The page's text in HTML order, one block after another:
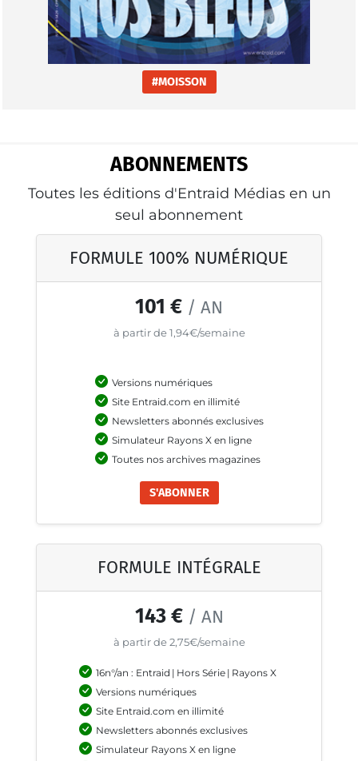
#MOISSON
ABONNEMENTS
Toutes les éditions d'Entraid Médias en un
seul abonnement
FORMULE 100% NUMÉRIQUE
101 € / AN
à partir de 1,94€/semaine
Versions numériques
Site Entraid.com en illimité
Newsletters abonnés exclusives
Simulateur Rayons X en ligne
Toutes nos archives magazines
S'ABONNER
FORMULE INTÉGRALE
143 €/ AN
à partir de 2,75€/semaine
16n°/an : Entraid | Hors Série | Rayons X
Versions numériques
Site Entraid.com en illimité
Newsletters abonnés exclusives
Simulateur Rayons X en ligne